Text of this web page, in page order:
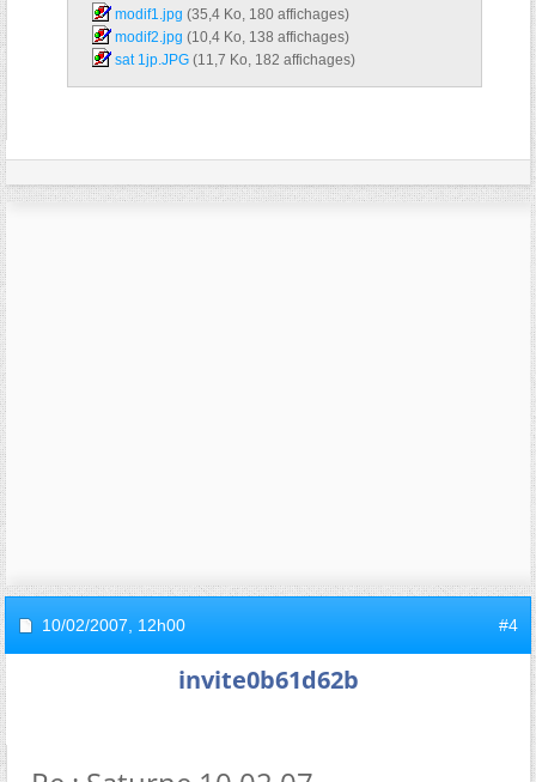
modif1.jpg‎ (35,4 Ko, 180 affichages)
modif2.jpg‎ (10,4 Ko, 138 affichages)
sat 1jp.JPG‎ (11,7 Ko, 182 affichages)
10/02/2007, 12h00 #4
invite0b61d62b